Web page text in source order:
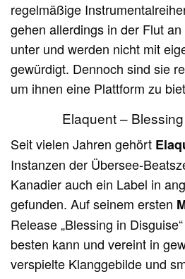
regelmäßige
gehen allerdings in der Flut
unter und werden nicht mit
gewürdigt. Dennoch sind sie
um ihnen eine Plattform zu
Elaquent –
Seit vielen Jahren gehört
Instanzen der Übersee-
Kanadier auch ein Label in
gefunden. Auf seinem ersten
Release „Blessing in
besten kann und vereint in
verspielte Klanggebilde und